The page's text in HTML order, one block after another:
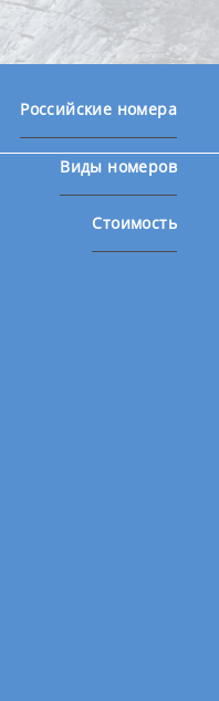
Российские номера
Виды номеров
Стоимость